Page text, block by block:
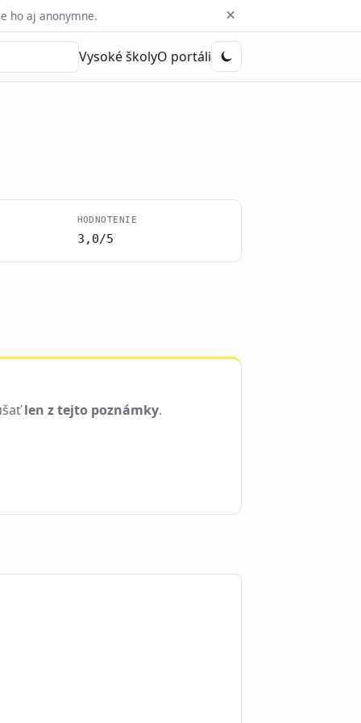
ho aj anonymne. ×
Vysoké školyO portáli
HODNOTENIE
3,0/5
len z tejto poznámky.